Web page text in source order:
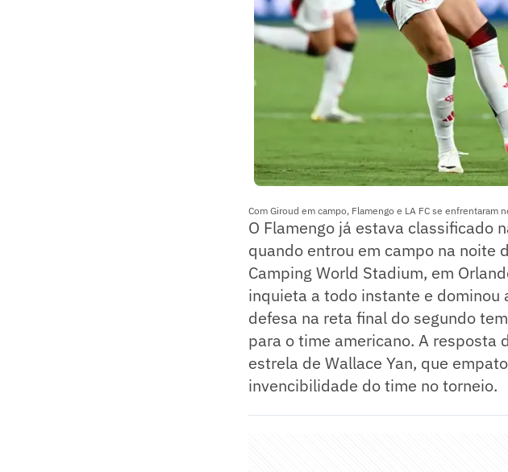
Com Giroud em campo, Flamengo e LA FC se enfrentaram
O Flamengo já estava classificado
quando entrou em campo na noite
Camping World Stadium, em
inquieta a todo instante e dominou
defesa na reta final do segundo
para o time americano. A resposta
estrela de Wallace Yan, que
invencibilidade do time no torneio.